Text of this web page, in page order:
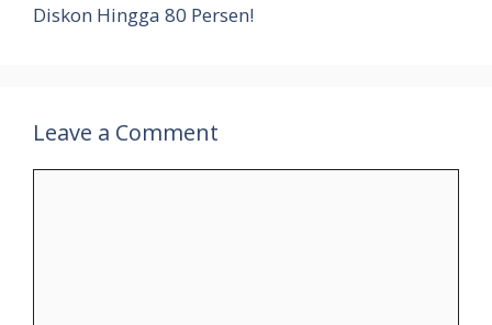
Diskon Hingga 80 Persen!
Leave a Comment